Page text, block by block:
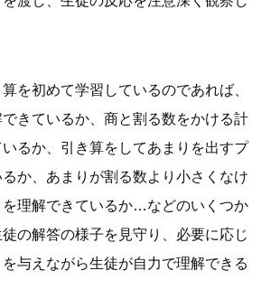
を初めて学習しているのであれば、
きているか、商と割る数をかける計
るか、引き算をしてあまりを出すプ
か、あまりが割る数より小さくなけ
を理解できているか…などのいくつか
の解答の様子を見守り、必要に応じ
与えながら生徒が自力で理解できる